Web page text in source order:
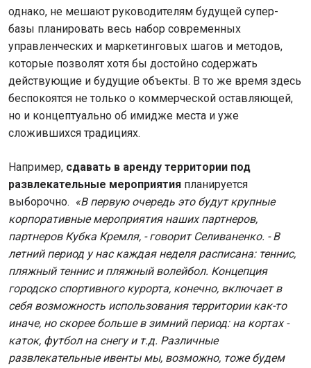
однако, не мешают руководителям будущей супер-
базы планировать весь набор современных
управленческих и маркетинговых шагов и методов,
которые позволят хотя бы достойно содержать
действующие и будущие объекты. В то же время здесь
беспокоятся не только о коммерческой оставляющей,
но и концептуально об имидже места и уже
сложившихся традициях.
Например, сдавать в аренду территории под
развлекательные мероприятия планируется
выборочно. «В первую очередь это будут крупные
корпоративные мероприятия наших партнеров,
партнеров Кубка Кремля, - говорит Селиваненко. - В
летний период у нас каждая неделя расписана: теннис,
пляжный теннис и пляжный волейбол. Концепция
городско спортивного курорта, конечно, включает в
себя возможность использования территории как-то
иначе, но скорее больше в зимний период: на кортах -
каток, футбол на снегу и т.д. Различные
развлекательные ивенты мы, возможно, тоже будем